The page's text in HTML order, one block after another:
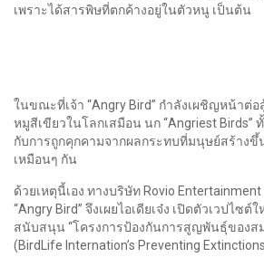
เพราะได้สารพิษที่ตกค้างอยู่ในตัวหนู เป็นต้น
ในขณะที่เจ้า “Angry Bird” กำลังเผชิญหน้าต่อ
หมูสีเขียวในโลกเสมือน นก “Angriest Birds”
กับการถูกคุกคามจากผลกระทบที่มนุษย์สร้างขึ้
เหมือนๆ กัน
ด้วยเหตุนี้เอง ทางบริษัท Rovio Entertainment
“Angry Bird” จึงเผยไอเดียเจ๋ง เปิดตัวเวปไซต์
สนับสนุน “โครงการป้องกันการสูญพันธุ์ของส
(BirdLife Internation’s Preventing